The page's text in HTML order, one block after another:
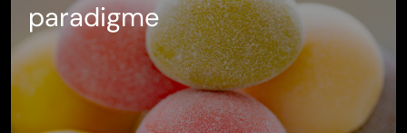
paradigme